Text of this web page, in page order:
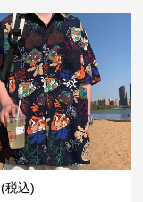
(税込)